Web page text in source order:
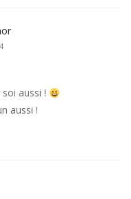
aussi !
aussi !